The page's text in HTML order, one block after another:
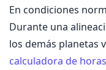
En condiciones
Durante una
los demás planetas
calculadora de